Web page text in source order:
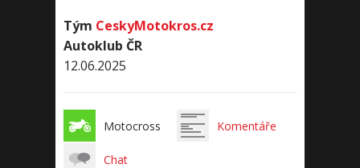
Tým CeskyMotokros.cz
Autoklub ČR
12.06.2025
Motocross Komentáře
Chat